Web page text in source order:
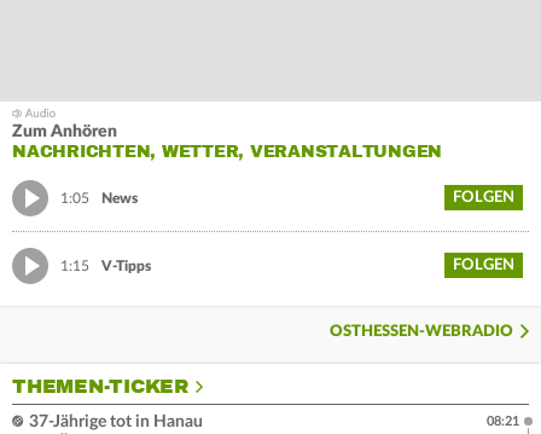
Zum Anhören
NACHRICHTEN, WETTER, VERANSTALTUNGEN
1:05 News FOLGEN
1:15 V-Tipps FOLGEN
OSTHESSEN-WEBRADIO
THEMEN-TICKER
37-Jährige tot in Hanau
08:21